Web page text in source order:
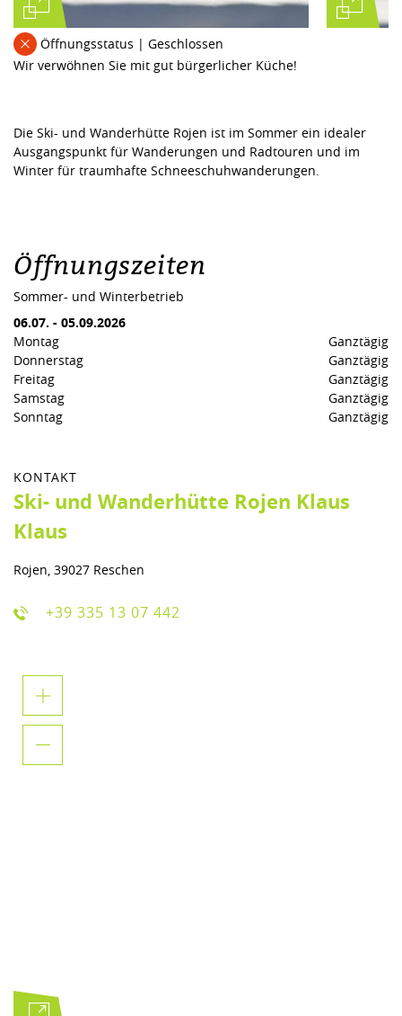
Öffnungsstatus | Geschlossen
Wir verwöhnen Sie mit gut bürgerlicher Küche!
Die Ski- und Wanderhütte Rojen ist im Sommer ein idealer
Ausgangspunkt für Wanderungen und Radtouren und im
Winter für traumhafte Schneeschuhwanderungen.
Öffnungszeiten
Sommer- und Winterbetrieb
06.07. - 05.09.2026
Montag
Ganztägig
Donnerstag
Ganztägig
Freitag
Ganztägig
Samstag
Ganztägig
Sonntag
Ganztägig
KONTAKT
Ski- und Wanderhütte Rojen Klaus
Klaus
Rojen, 39027 Reschen
+39 335 13 07 442